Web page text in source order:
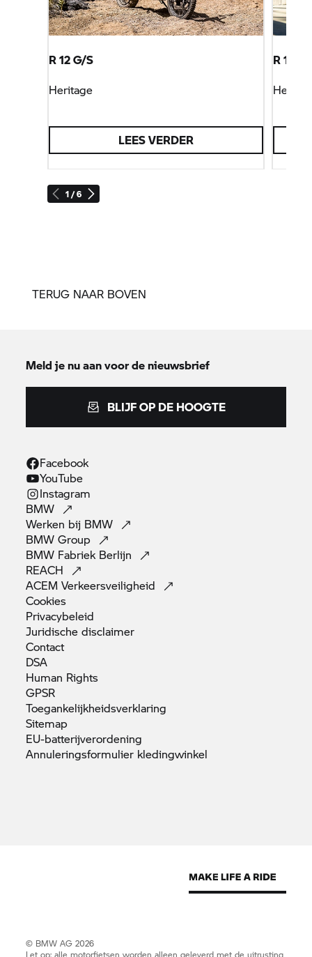
1 / 6
R 12 G/S
Heritage
LEES VERDER
R 12 S
TERUG NAAR BOVEN
Meld je nu aan voor de nieuwsbrief
BLIJF OP DE HOOGTE
Facebook
YouTube
Instagram
BMW
Werken bij BMW
BMWGroup
BMW Fabriek Berlijn
REACH
ACEMVerkeersveiligheid
Cookies
Privacybeleid
Juridischedisclaimer
Contact
DSA
Human Rights
GPSR
Toegankelijkheidsverklaring
Sitemap
EU-batterijverordening
Annuleringsformulier kledingwinkel
© BMW AG 2026